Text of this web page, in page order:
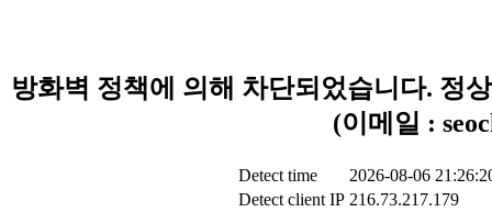
방화벽 정책에 의해 차단되었습니다. 정
(이메일 :
Detect time
2026-08-06
Detect client IP 216.73.217.179